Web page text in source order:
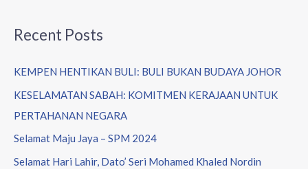
Recent Posts
KEMPEN HENTIKAN BULI: BULI BUKAN BUDAYA JOHOR
KESELAMATAN SABAH: KOMITMEN KERAJAAN UNTUK
PERTAHANAN NEGARA
Selamat Maju Jaya – SPM 2024
Selamat Hari Lahir, Dato’ Seri Mohamed Khaled Nordin